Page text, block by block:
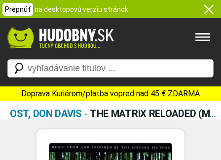
Prepnúť na desktopovú verziu stránok
Doprava Kuriérom/platba vopred nad 45 € ZDARMA
OST, DON DAVIS - THE MATRIX RELOADED (MUSIC FROM AND INSPIRED BY THE MOTION PICTURE)